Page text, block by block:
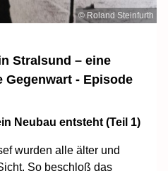
© Roland Steinfurth
Stralsund – eine
- Episode
Neubau entsteht (Teil 1)
wurden alle älter und
So beschloß das